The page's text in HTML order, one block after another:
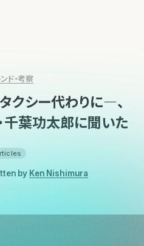
ド・考察
クシー代わりに―、
千葉功太郎に聞いた
by Ken Nishimura